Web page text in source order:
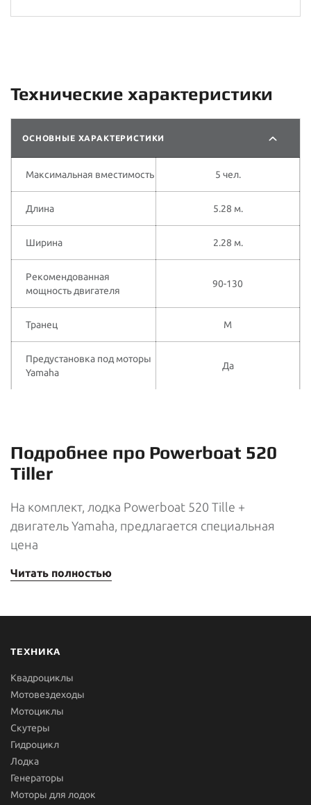
Технические характеристики
ОСНОВНЫЕ ХАРАКТЕРИСТИКИ
Максимальная вместимость 5 чел.
Длина 5.28 м.
Ширина 2.28 м.
Рекомендованная
мощность двигателя
90-130
Транец M
Предустановка под моторы
Yamaha
Да
Подробнее про Powerboat 520
Tiller
На комплект, лодка Powerboat 520 Tille +
двигатель Yamaha, предлагается специальная
цена
Читать полностью
ТЕХНИКА
Квадроциклы
Мотовездеходы
Мотоциклы
Скутеры
Гидроцикл
Лодка
Генераторы
Моторы для лодок